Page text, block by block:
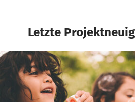
Letzte